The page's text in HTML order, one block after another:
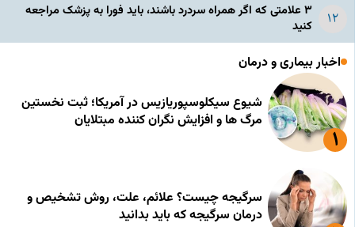
۳ علامتی که اگر همراه سردرد باشند، باید فورا به پزشک مراجعه
کنید
اخبار بیماری و درمان
شیوع سیکلوسپوریازیس در آمریکا؛ ثبت نخستین
مرگ ها و افزایش نگران کننده مبتلایان
سرگیجه چیست؟ علائم، علت، روش تشخیص و
درمان سرگیجه که باید بدانید